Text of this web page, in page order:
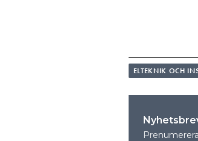
driva sin
– Det
Andreasson,
att det
exempelvis
ELTEKNIK OCH